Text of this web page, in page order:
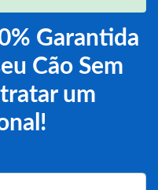
Garantida
Cão Sem
um